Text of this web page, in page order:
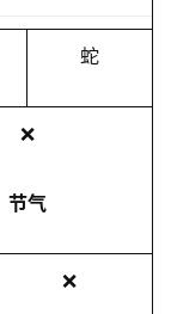
蛇
❌
节气
❌